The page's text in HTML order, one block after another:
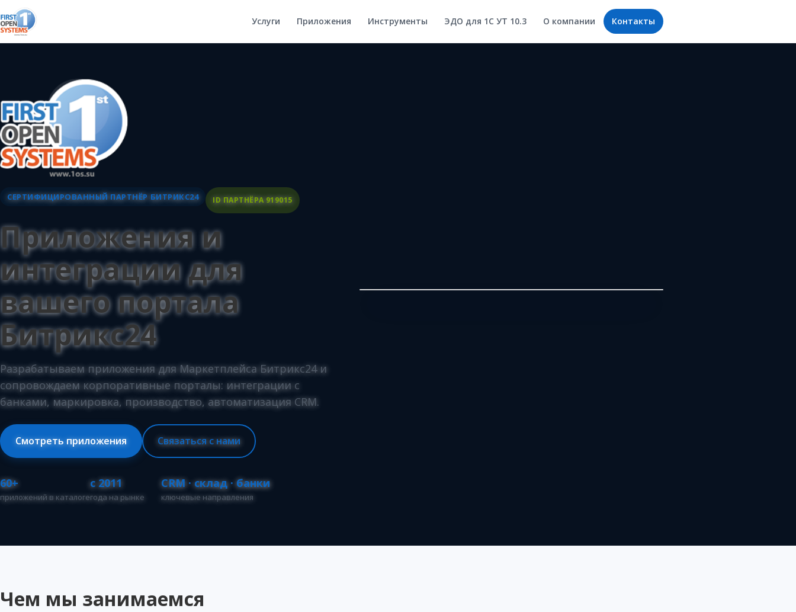
Услуги Приложения Инструменты ЭДО для 1С УТ 10.3 О компании Контакты
СЕРТИФИЦИРОВАННЫЙ ПАРТНЁР БИТРИКС24 ID ПАРТНЁРА 919015
Приложения и
интеграции для
вашего портала
Битрикс24
Разрабатываем приложения для Маркетплейса Битрикс24 и
сопровождаем корпоративные порталы: интеграции с
банками, маркировка, производство, автоматизация CRM.
Смотреть приложения Связаться с нами
60+
приложений в каталоге
с 2011
года на рынке
CRM · склад · банки
ключевые направления
Чем мы занимаемся